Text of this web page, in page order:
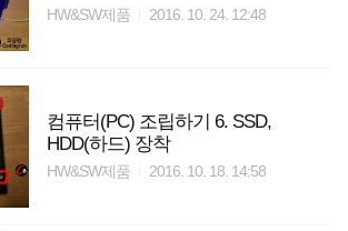
HW&SW제품 2016. 10. 24. 12:48
컴퓨터(PC) 조립하기 6. SSD,
HDD(하드) 장착
HW&SW제품 2016. 10. 18. 14:58